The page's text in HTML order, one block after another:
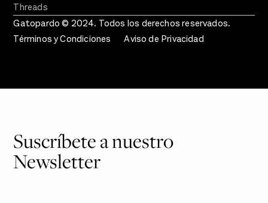
Threads
Gatopardo © 2024. Todos los derechos reservados.
Términos y Condiciones
Aviso de Privacidad
Suscríbete a nuestro
Newsletter